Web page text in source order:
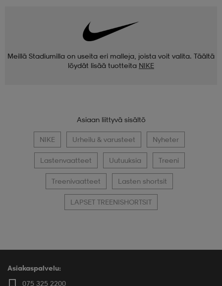
Meillä Stadiumilla on useita eri malleja, joista voit valita. Täältä
löydät lisää tuotteita NIKE
Asiaan liittyvä sisältö
NIKE Urheilu & varusteet Nyheter
Lastenvaatteet Uutuuksia Treeni
Treenivaatteet Lasten shortsit
LAPSET TREENISHORTSIT
Asiakaspalvelu:
075 325 2200